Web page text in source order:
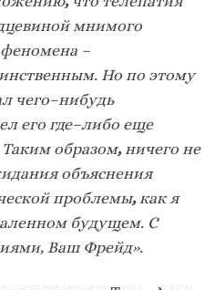
мнимого
феномена –
Но по этому
чего–нибудь
его где–либо еще
образом,ничего не
объяснения
проблемы,как я
будущем. С
Ваш Фрейд».